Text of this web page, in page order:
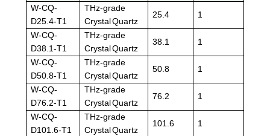
W-CQ-
D25.4-T1
THz-grade
Crystal Quartz
25.4 1
W-CQ-
D38.1-T1
THz-grade
Crystal Quartz
38.1 1
W-CQ-
D50.8-T1
THz-grade
Crystal Quartz
50.8 1
W-CQ-
D76.2-T1
THz-grade
Crystal Quartz
76.2 1
W-CQ-
D101.6-T1
THz-grade
Crystal Quartz
101.6 1